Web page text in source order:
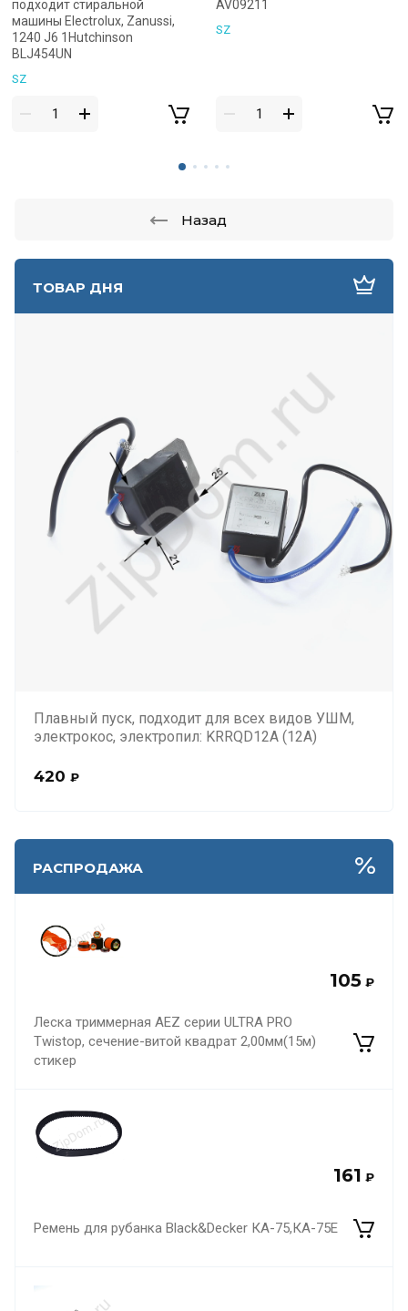
ТОВАР ДНЯ
Плавный пуск, подходит для всех видов УШМ,
электрокос, электропил: KRRQD12A (12А)
420 ₽
РАСПРОДАЖА
105 ₽
Леска триммерная AEZ серии ULTRA PRO
Twistop, сечение-витой квадрат 2,00мм(15м)
стикер
161 ₽
Ремень для рубанка Black&Decker КА-75,КА-75Е
подходит стиральной
машины Electrolux, Zanussi,
1240 J6 1Hutchinson
BLJ454UN
SZ
AV09211
SZ
Назад